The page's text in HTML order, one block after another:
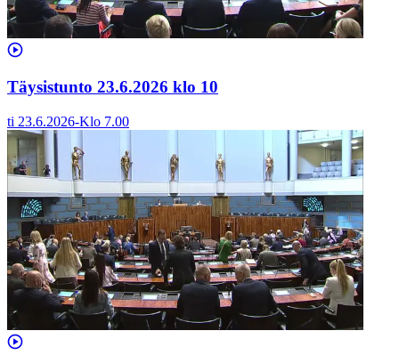
Täysistunto 23.6.2026 klo 10
ti 23.6.2026-Klo 7.00